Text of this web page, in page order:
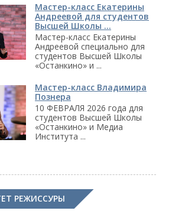
Мастер-класс Екатерины
Андреевой для студентов
Высшей Школы ...
Мастер-класс Екатерины
Андреевой специально для
студентов Высшей Школы
«Останкино» и ...
Мастер-класс Владимира
Познера
10 ФЕВРАЛЯ 2026 года для
студентов Высшей Школы
«Останкино» и Медиа
Института ...
РЕЖИССУРЫ